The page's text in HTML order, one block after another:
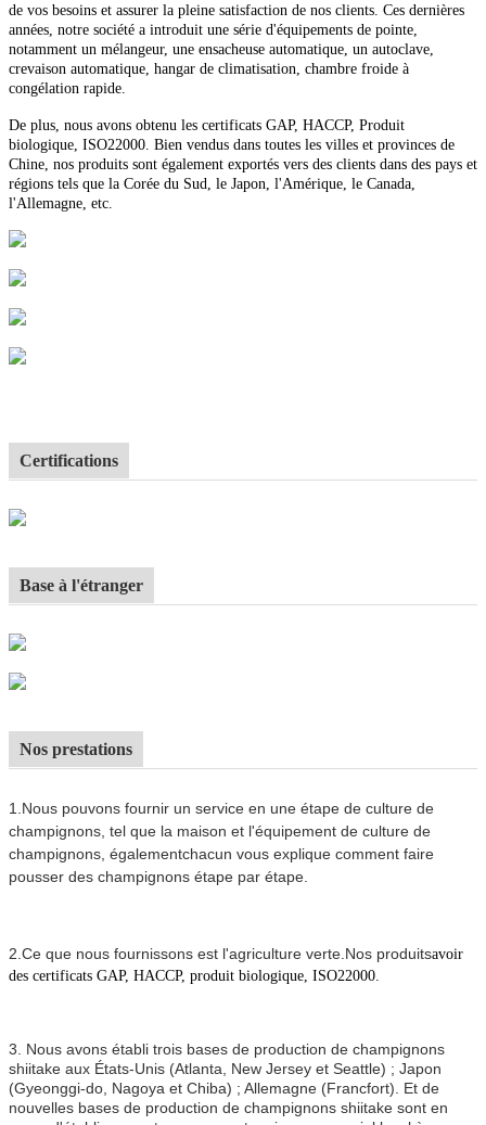
de vos besoins et assurer la pleine satisfaction de nos clients. Ces dernières
années, notre société a introduit une série d'équipements de pointe,
notamment un mélangeur, une ensacheuse automatique, un autoclave,
crevaison automatique, hangar de climatisation, chambre froide à
congélation rapide.
De plus, nous avons obtenu les certificats GAP, HACCP, Produit
biologique, ISO22000. Bien vendus dans toutes les villes et provinces de
Chine, nos produits sont également exportés vers des clients dans des pays et
régions tels que la Corée du Sud, le Japon, l'Amérique, le Canada,
l'Allemagne, etc.
Certifications
Base à l'étranger
Nos prestations
1.Nous pouvons fournir un service en une étape de culture de
champignons, tel que la maison et l'équipement de culture de
champignons, égalementchacun vous explique comment faire
pousser des champignons étape par étape.
2. Ce que nous fournissons est l'agriculture verte. Nos produitsavoir
des certificats GAP, HACCP, produit biologique, ISO22000.
3. Nous avons établi trois bases de production de champignons
shiitake aux États-Unis (Atlanta, New Jersey et Seattle) ; Japon
(Gyeonggi-do, Nagoya et Chiba) ; Allemagne (Francfort). Et de
nouvelles bases de production de champignons shiitake sont en